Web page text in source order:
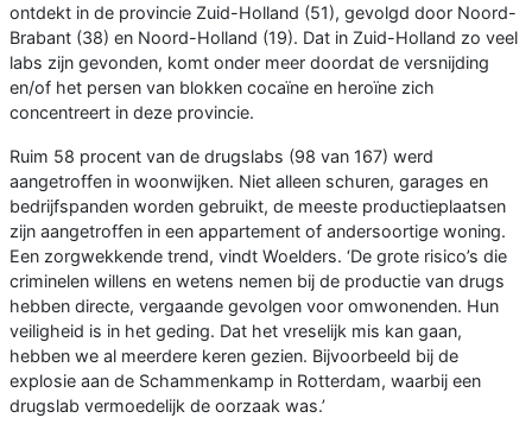
ontdekt in de provincie Zuid-Holland (51), gevolgd door Noord-
Brabant (38) en Noord-Holland (19). Dat in Zuid-Holland zo veel
labs zijn gevonden, komt onder meer doordat de versnijding
en/of het persen van blokken cocaïne en heroïne zich
concentreert in deze provincie.
Ruim 58 procent van de drugslabs (98 van 167) werd
aangetroffen in woonwijken. Niet alleen schuren, garages en
bedrijfspanden worden gebruikt, de meeste productieplaatsen
zijn aangetroffen in een appartement of andersoortige woning.
Een zorgwekkende trend, vindt Woelders. ‘De grote risico’s die
criminelen willens en wetens nemen bij de productie van drugs
hebben directe, vergaande gevolgen voor omwonenden. Hun
veiligheid is in het geding. Dat het vreselijk mis kan gaan,
hebben we al meerdere keren gezien. Bijvoorbeeld bij de
explosie aan de Schammenkamp in Rotterdam, waarbij een
drugslab vermoedelijk de oorzaak was.’